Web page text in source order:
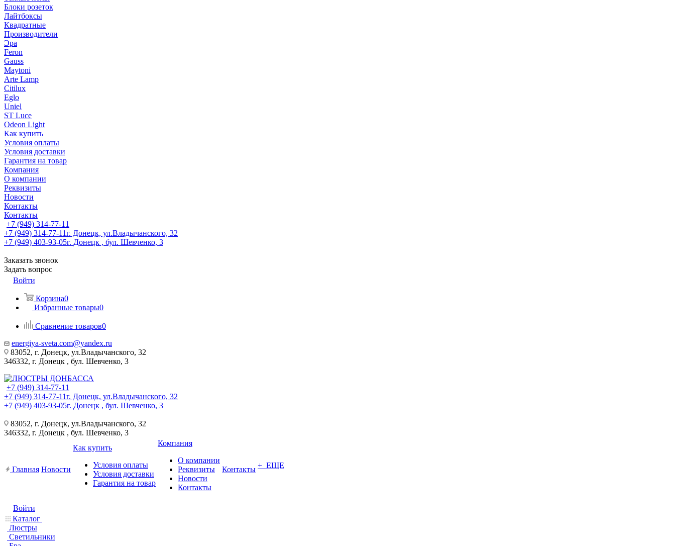
Блоки розеток
Лайтбоксы
Квадратные
Производители
Эра
Feron
Gauss
Maytoni
Arte Lamp
Citilux
Eglo
Uniel
ST Luce
Odeon Light
Как купить
Условия оплаты
Условия доставки
Гарантия на товар
Компания
О компании
Реквизиты
Новости
Контакты
Контакты
+7 (949) 314-77-11
+7 (949) 314-77-11г. Донецк, ул.Владычанского, 32
+7 (949) 403-93-05г. Донецк , бул. Шевченко, 3
Заказать звонок
Задать вопрос
Войти
Корзина0
Избранные товары0
Сравнение товаров0
energiya-sveta.com@yandex.ru
83052, г. Донецк, ул.Владычанского, 32
346332, г. Донецк , бул. Шевченко, 3
+7 (949) 314-77-11
+7 (949) 314-77-11г. Донецк, ул.Владычанского, 32
+7 (949) 403-93-05г. Донецк , бул. Шевченко, 3
83052, г. Донецк, ул.Владычанского, 32
346332, г. Донецк , бул. Шевченко, 3
Главная Новости
Как купить
Условия оплаты
Условия доставки
Гарантия на товар
Компания
О компании
Реквизиты
Новости
Контакты
Контакты + ЕЩЕ
Войти
Каталог
Люстры
Светильники